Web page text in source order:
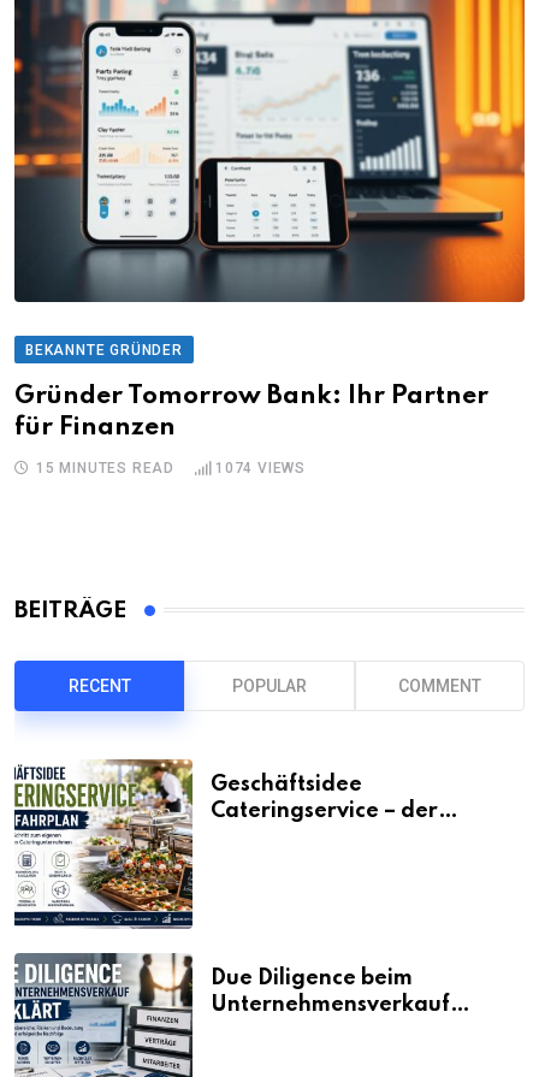
BEKANNTE GRÜNDER
Gründer Tomorrow Bank: Ihr Partner
für Finanzen
15 MINUTES READ 1074 VIEWS
BEITRÄGE
RECENT POPULAR COMMENT
Geschäftsidee
Cateringservice – der
Due Diligence beim
Unternehmensverkauf